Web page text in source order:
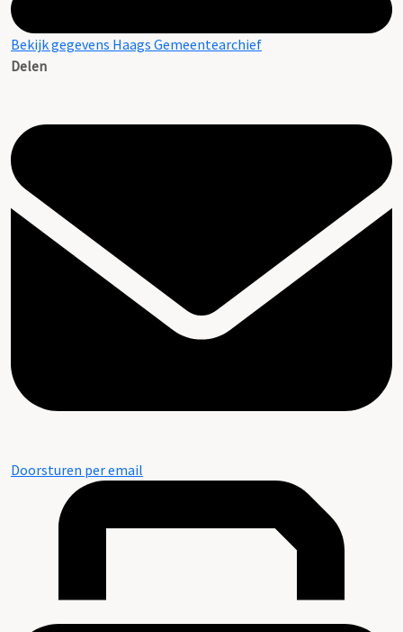
Bekijk gegevens Haags Gemeentearchief
Delen
Doorsturen per email